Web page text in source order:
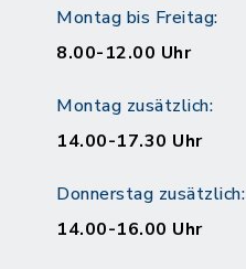
Montag bis Freitag:
8.00-12.00 Uhr
Montag zusätzlich:
14.00-17.30 Uhr
Donnerstag zusätzlich:
14.00-16.00 Uhr